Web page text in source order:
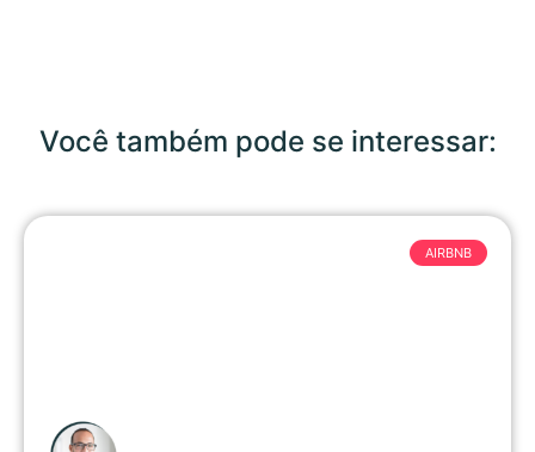
Você também pode se interessar:
AIRBNB